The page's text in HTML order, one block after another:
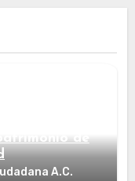
de
A.C.